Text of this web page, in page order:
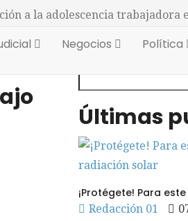
Negocios Política
a la adolescencia trabajadora
Buscar
Últimas
Redacción 01